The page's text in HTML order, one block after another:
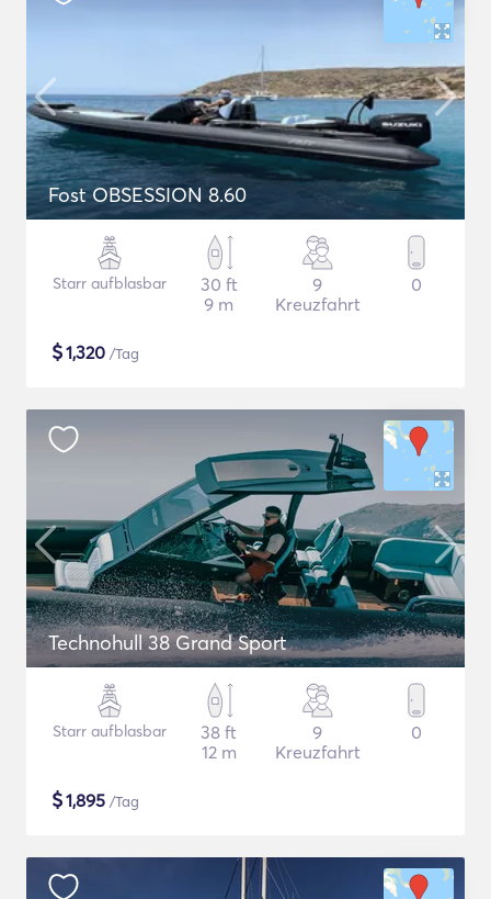
Fost OBSESSION 8.60
Starr aufblasbar
30 ft
9 m
9
Kreuzfahrt
0
$1,320 /Tag
Technohull 38 Grand Sport
Starr aufblasbar
38 ft
12 m
9
Kreuzfahrt
0
$1,895 /Tag